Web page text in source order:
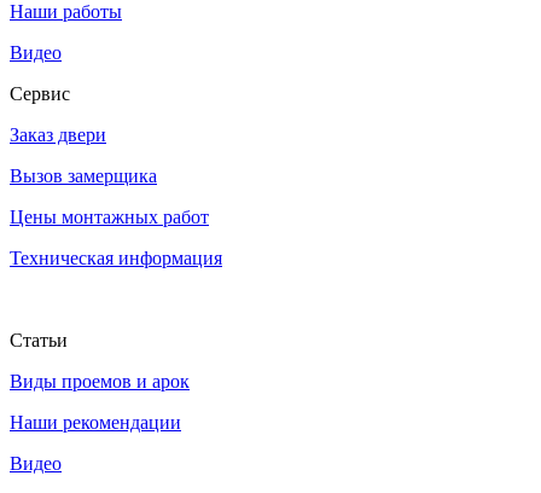
Наши работы
Видео
Сервис
Заказ двери
Вызов замерщика
Цены монтажных работ
Техническая информация
Статьи
Виды проемов и арок
Наши рекомендации
Видео